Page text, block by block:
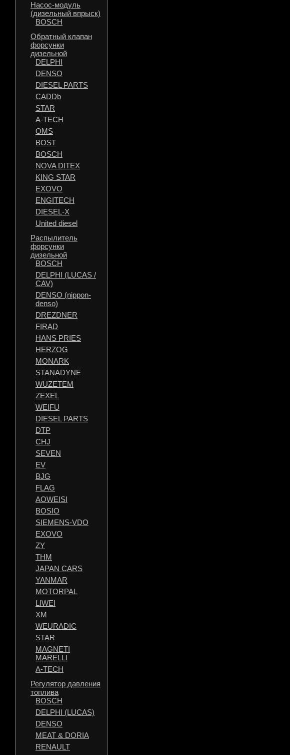
Насос-модуль
(дизельный впрыск)
BOSCH
Обратный клапан
форсунки
дизельной
DELPHI
DENSO
DIESEL PARTS
CADDb
STAR
A-TECH
OMS
BOST
BOSCH
NOVA DITEX
KING STAR
EXOVO
ENGITECH
DIESEL-X
United diesel
Распылитель
форсунки
дизельной
BOSCH
DELPHI (LUCAS /
CAV)
DENSO (nippon-
denso)
DREZDNER
FIRAD
HANS PRIES
HERZOG
MONARK
STANADYNE
WUZETEM
ZEXEL
WEIFU
DIESEL PARTS
DTP
CHJ
SEVEN
EV
BJG
FLAG
AOWEISI
BOSIO
SIEMENS-VDO
EXOVO
ZY
THM
JAPAN CARS
YANMAR
MOTORPAL
LIWEI
XM
WEURADIC
STAR
MAGNETI
MARELLI
A-TECH
Регулятор давления
топлива
BOSCH
DELPHI (LUCAS)
DENSO
MEAT & DORIA
RENAULT